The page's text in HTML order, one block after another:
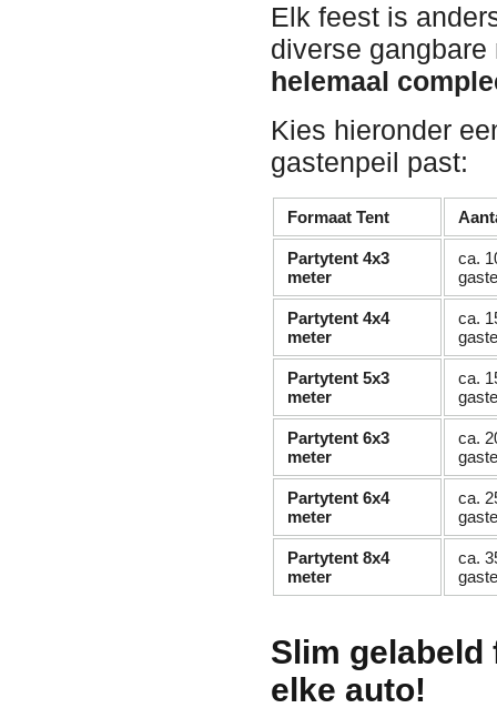
Elk feest is
diverse
helemaal
Kies hieronder
gastenpeil past:
Formaat Tent
Partytent 4x3
meter
ca.
Partytent 4x4
meter
ca.
Partytent 5x3
meter
ca.
Partytent 6x3
meter
ca.
Partytent 6x4
meter
ca.
Partytent 8x4
meter
ca.
Slim gelabeld
elke auto!